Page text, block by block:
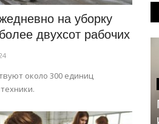
на уборку
двухсот рабочих
около 300 единиц